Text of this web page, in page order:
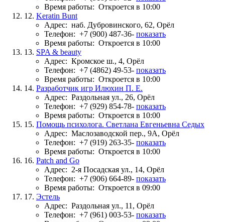
Время работы: Откроется в 10:00
12. Keratin Bunt
Адрес: наб. Дубровинского, 62, Орёл
Телефон: +7 (900) 487-36- показать
Время работы: Откроется в 10:00
13. SPA & beauty
Адрес: Кромское ш., 4, Орёл
Телефон: +7 (4862) 49-53- показать
Время работы: Откроется в 10:00
14. Разработчик игр Илюхин П. Е.
Адрес: Раздольная ул., 26, Орёл
Телефон: +7 (929) 854-78- показать
Время работы: Откроется в 10:00
15. Помощь психолога. Светлана Евгеньевна Седых
Адрес: Маслозаводской пер., 9А, Орёл
Телефон: +7 (919) 263-35- показать
Время работы: Откроется в 10:00
16. Patch and Go
Адрес: 2-я Посадская ул., 14, Орёл
Телефон: +7 (906) 664-89- показать
Время работы: Откроется в 09:00
17. Эстель
Адрес: Раздольная ул., 11, Орёл
Телефон: +7 (961) 003-53- показать